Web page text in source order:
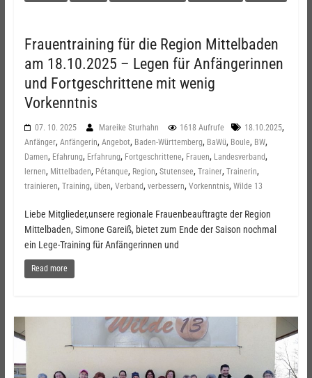
Frauentraining für die Region Mittelbaden
am 18.10.2025 – Legen für Anfängerinnen
und Fortgeschrittene mit wenig
Vorkenntnis
07. 10. 2025 Mareike Sturhahn 1618 Aufrufe 18.10.2025,
Anfänger, Anfängerin, Angebot, Baden-Württemberg, BaWü, Boule, BW,
Damen, Efahrung, Erfahrung, Fortgeschrittene, Frauen, Landesverband,
lernen, Mittelbaden, Pétanque, Region, Stutensee, Trainer, Trainerin,
trainieren, Training, üben, Verband, verbessern, Vorkenntnis, Wilde 13
Liebe Mitglieder,unsere regionale Frauenbeauftragte der Region
Mittelbaden, Simone Gareiß, bietet zum Ende der Saison nochmal
ein Lege-Training für Anfängerinnen und
Read more